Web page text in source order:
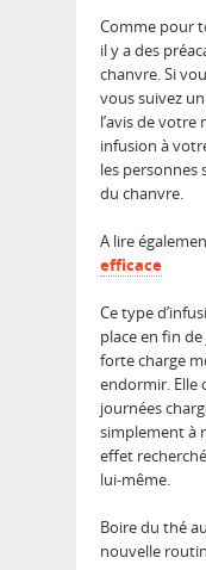
Comme pour
il y a des
chanvre. Si
vous suivez
l’avis de votre
infusion à
les personnes
du chanvre.
A lire
efficace
Ce type
place en fin
forte charge
endormir. Elle
journées
simplement à
effet
lui-même.
Boire du thé
nouvelle